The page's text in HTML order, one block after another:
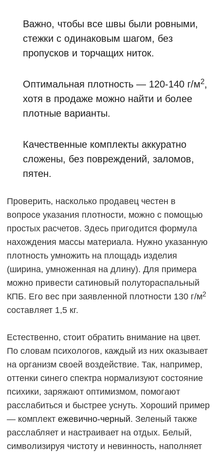
Важно, чтобы все швы были ровными,
стежки с одинаковым шагом, без
пропусков и торчащих ниток.
Оптимальная плотность — 120-140 г/м2,
хотя в продаже можно найти и более
плотные варианты.
Качественные комплекты аккуратно
сложены, без повреждений, заломов,
пятен.
Проверить, насколько продавец честен в
вопросе указания плотности, можно с помощью
простых расчетов. Здесь пригодится формула
нахождения массы материала. Нужно указанную
плотность умножить на площадь изделия
(ширина, умноженная на длину). Для примера
можно привести сатиновый полутораспальный
КПБ. Его вес при заявленной плотности 130 г/м2
составляет 1,5 кг.
Естественно, стоит обратить внимание на цвет.
По словам психологов, каждый из них оказывает
на организм своей воздействие. Так, например,
оттенки синего спектра нормализуют состояние
психики, заряжают оптимизмом, помогают
расслабиться и быстрее уснуть. Хороший пример
— комплект ежевично-черный. Зеленый также
расслабляет и настраивает на отдых. Белый,
символизируя чистоту и невинность, наполняет